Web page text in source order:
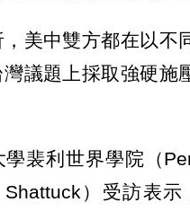
美中雙方都在以不
灣議題上採取強硬施
學裴利世界學院（
Shattuck）受訪表